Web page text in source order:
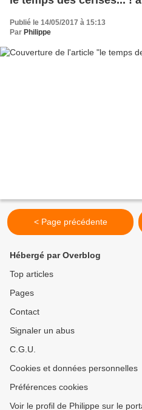
Publié le 14/05/2017 à 15:13
Par Philippe
< Page précédente
Hébergé par Overblog
Top articles
Pages
Contact
Signaler un abus
C.G.U.
Cookies et données personnelles
Préférences cookies
Voir le profil de Philippe sur le